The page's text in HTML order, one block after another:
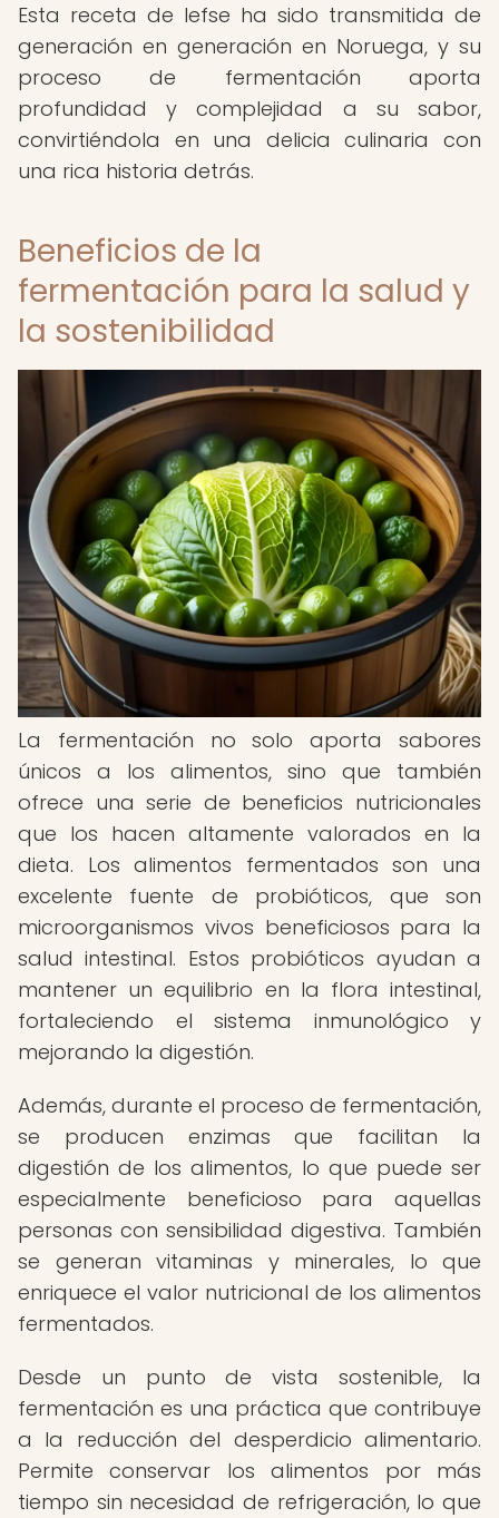
Esta receta de lefse ha sido transmitida de
generación en generación en Noruega, y su
proceso de fermentación aporta
profundidad y complejidad a su sabor,
convirtiéndola en una delicia culinaria con
una rica historia detrás.
Beneficios de la
fermentación para la salud y
la sostenibilidad
La fermentación no solo aporta sabores
únicos a los alimentos, sino que también
ofrece una serie de beneficios nutricionales
que los hacen altamente valorados en la
dieta. Los alimentos fermentados son una
excelente fuente de probióticos, que son
microorganismos vivos beneficiosos para la
salud intestinal. Estos probióticos ayudan a
mantener un equilibrio en la flora intestinal,
fortaleciendo el sistema inmunológico y
mejorando la digestión.
Además, durante el proceso de fermentación,
se producen enzimas que facilitan la
digestión de los alimentos, lo que puede ser
especialmente beneficioso para aquellas
personas con sensibilidad digestiva. También
se generan vitaminas y minerales, lo que
enriquece el valor nutricional de los alimentos
fermentados.
Desde un punto de vista sostenible, la
fermentación es una práctica que contribuye
a la reducción del desperdicio alimentario.
Permite conservar los alimentos por más
tiempo sin necesidad de refrigeración, lo que